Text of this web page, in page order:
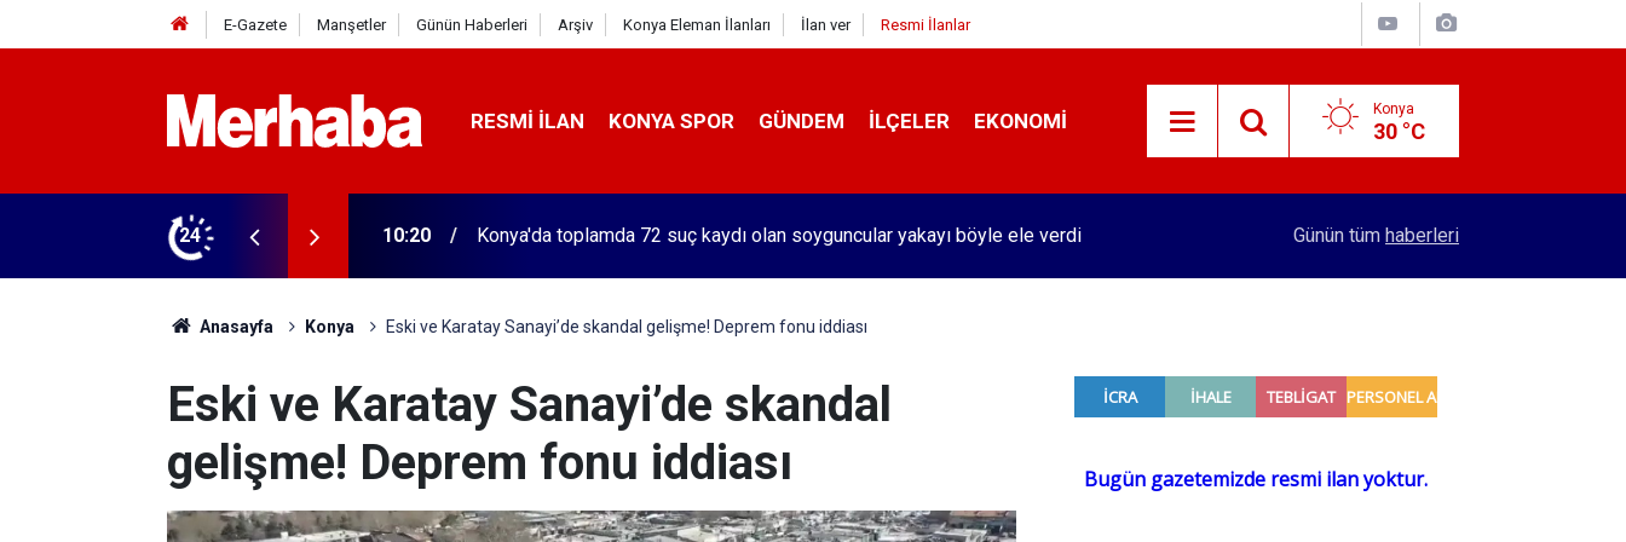
E-Gazete Manşetler Günün Haberleri Arşiv Konya Eleman İlanları İlan ver Resmi İlanlar
RESMI İLAN KONYA SPOR GÜNDEM İLÇELER EKONOMI Konya
30 °C
24
soyguncular yakayı böyle ele verdi 16:56 Türk mobilya devi 41 tane bedava TOGG dağıtacak! 5 bin TL şartı var Uyuşturucu operasyonunda 1 şüpheli tutuklandı
Günün tüm haberleri
Anasayfa Konya Eski ve Karatay Sanayi’de skandal gelişme! Deprem fonu iddiası
Eski ve Karatay Sanayi’de skandal
gelişme! Deprem fonu iddiası